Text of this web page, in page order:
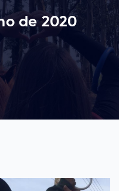
de 2020